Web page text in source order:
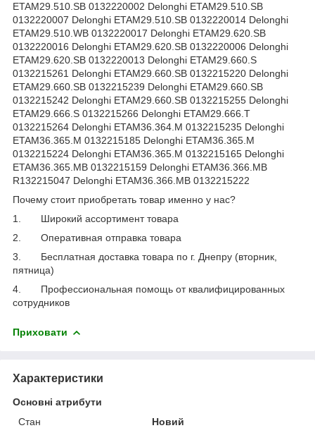
Почему стоит приобретать товар именно у нас?
1.
Широкий ассортимент товара
2.
Оперативная отправка товара
3.
Бесплатная доставка товара по г. Днепру (вторник,
пятница)
4.
Профессиональная помощь от квалифицированных
сотрудников
Приховати
Характеристики
Основні атрибути
Стан
Новий